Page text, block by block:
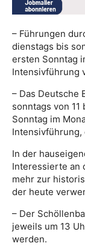
– Führungen
dienstags bis
ersten Sonntag
Intensivführung
– Das Deutsche
sonntags von
Sonntag im
Intensivführung,
In der
Interessierte an
mehr zur
der heute
– Der
jeweils um 13
werden.